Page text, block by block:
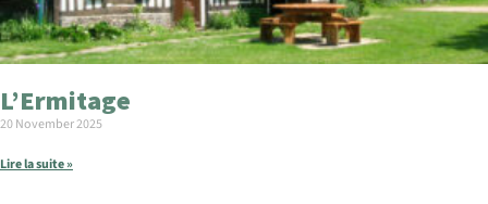
L’Ermitage
20 November 2025
Lire la suite »